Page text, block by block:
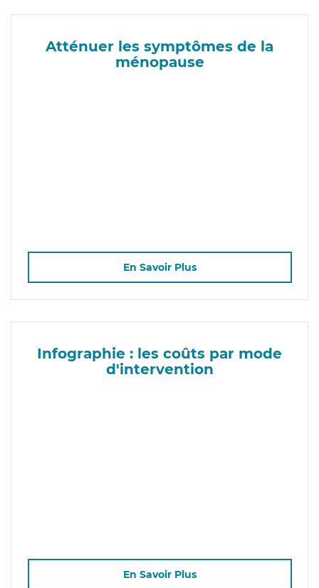
Atténuer les symptômes de la
ménopause
En Savoir Plus
Infographie : les coûts par mode
d'intervention
En Savoir Plus